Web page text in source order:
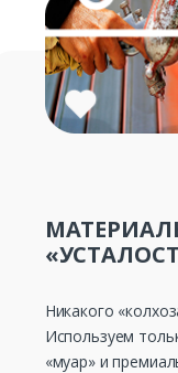
Ваш телефон*
Комментарий к
Никакого
Используем
«муар» и